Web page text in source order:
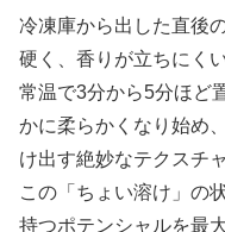
冷凍庫から出した直後
硬く、香りが立ちにく
常温で3分から5分ほど
かに柔らかくなり始め
け出す絶妙なテクスチ
この「ちょい溶け」の
持つポテンシャルを最